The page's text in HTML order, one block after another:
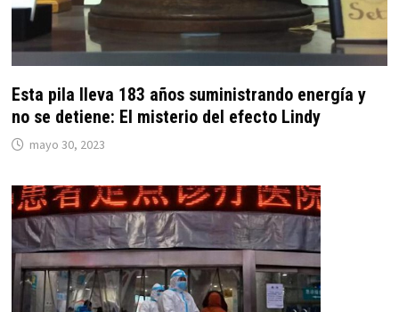
Esta pila lleva 183 años suministrando energía y
no se detiene: El misterio del efecto Lindy
mayo 30, 2023